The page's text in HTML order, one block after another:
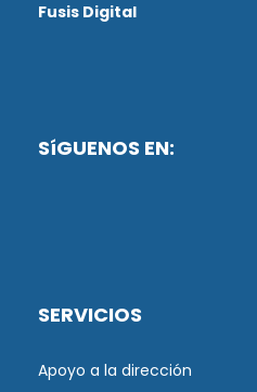
Fusis Digital
SíGUENOS EN:
SERVICIOS
Apoyo a la dirección